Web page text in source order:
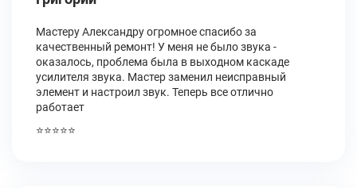
Мастеру Александру огромное спасибо за
качественный ремонт! У меня не было звука -
оказалось, проблема была в выходном каскаде
усилителя звука. Мастер заменил неисправный
элемент и настроил звук. Теперь все отлично
работает
⭐⭐⭐⭐⭐